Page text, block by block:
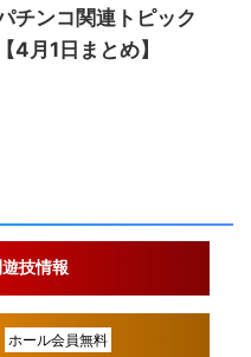
チンコ関連トピック
4月1日まとめ】
技情報
ホール会員無料